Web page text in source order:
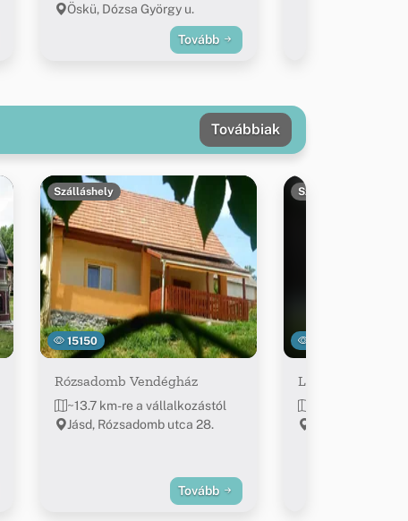
Öskü, Dózsa György u.
Tovább
Továbbiak
15150
Szálláshely
Rózsadomb Vendégház
~13.7 km-re a vállalkozástól
Jásd, Rózsadomb utca 28.
Tovább
Szálláshely
Lovas Major